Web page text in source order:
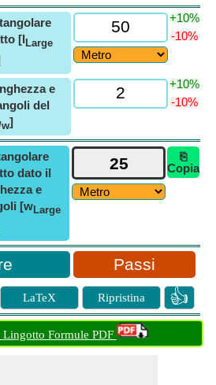
[l Large
+10%
-10%
e
del
]
+10%
-10%
dato il
e
[wLarge
⎘
Copia
Passi
LaTeX Ripristina 👍
Lingotto Formule PDF